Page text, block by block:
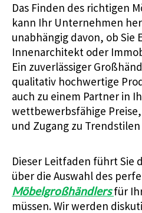
Das Finden des richtigen
kann Ihr Unternehmen
unabhängig davon, ob Sie
Innenarchitekt oder
Ein zuverlässiger
qualitativ hochwertige
auch zu einem Partner in
wettbewerbsfähige
und Zugang zu
Dieser Leitfaden führt Sie
über die Auswahl des
Möbelgroßhändlersfür
müssen. Wir werden